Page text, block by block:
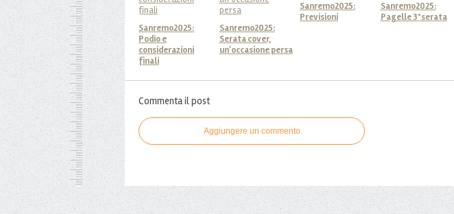
Sanremo2025:
Podio e
considerazioni
finali
Sanremo2025:
Serata cover,
un'occasione persa
Sanremo2025:
Previsioni
Sanremo2025:
Pagelle 3°serata
Commenta il post
Aggiungere un commento